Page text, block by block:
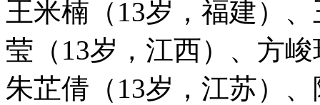
王米楠（13岁，福建）
莹（13岁，江西）、方
朱芷倩（13岁，江苏）